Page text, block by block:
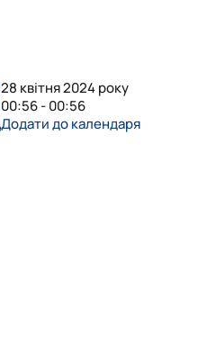
28 квітня 2024 року
00:56 - 00:56
Додати до календаря